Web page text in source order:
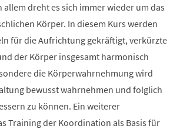
allem dreht es sich immer wieder um das
Körper. In diesem Kurs werden
für die Aufrichtung gekräftigt, verkürzte
der Körper insgesamt harmonisch
die Körperwahrnehmung wird
bewusst wahrnehmen und folglich
zu können. Ein weiterer
Training der Koordination als Basis für